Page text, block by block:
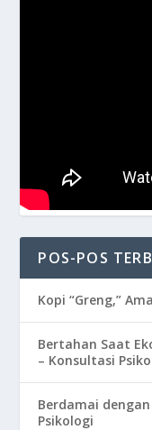
POS-POS
Kopi “Greng,”
Bertahan Saat
– Konsultasi
Berdamai
Psikologi